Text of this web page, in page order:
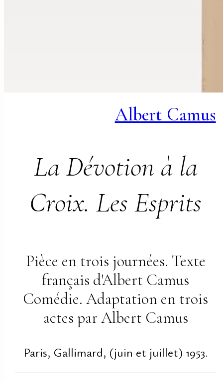
Albert Camus
La Dévotion à la
Croix. Les Esprits
Pièce en trois journées. Texte
français d'Albert Camus
Comédie. Adaptation en trois
actes par Albert Camus
Paris, Gallimard, (juin et juillet) 1953.